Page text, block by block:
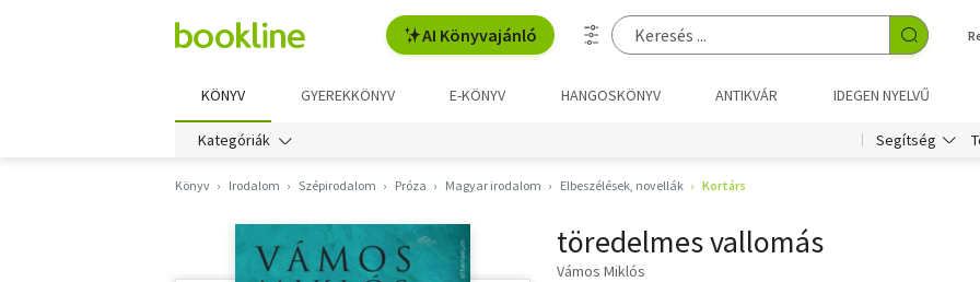
AI Könyvajánló
KÖNYV GYEREKKÖNYV E-KÖNYV HANGOSKÖNYV ANTIKVÁR IDEGEN NYELVŰ
Kategóriák Segítség
Könyv Irodalom Szépirodalom Próza Magyar irodalom Elbeszélések, novellák Kortárs
töredelmes vallomás
Vámos Miklós